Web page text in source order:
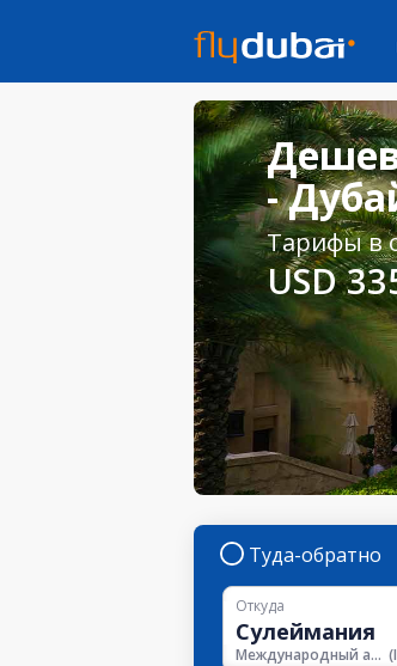
-
Тарифы в
USD
Туда-обратно
Откуда
Международный аэропорт Джалала Талабани (